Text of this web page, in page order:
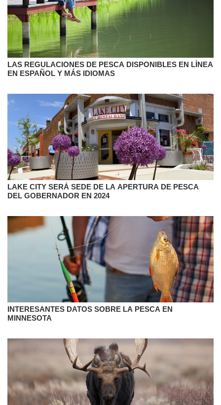
LAS REGULACIONES DE PESCA DISPONIBLES EN LÍNEA
EN ESPAÑOL Y MÁS IDIOMAS
LAKE CITY SERÁ SEDE DE LA APERTURA DE PESCA
DEL GOBERNADOR EN 2024
INTERESANTES DATOS SOBRE LA PESCA EN
MINNESOTA